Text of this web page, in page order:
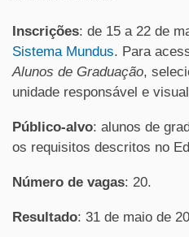
Inscrições: de 15 a 22 de
Sistema Mundus. Para
Alunos de Graduação,
unidade responsável e
Público-alvo: alunos de
os requisitos descritos no
Número de vagas: 20.
Resultado: 31 de maio de